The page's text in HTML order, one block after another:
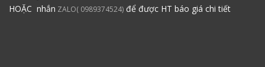
HOẶC nhắn ZALO( 0989374524) để được HT báo giá chi tiết